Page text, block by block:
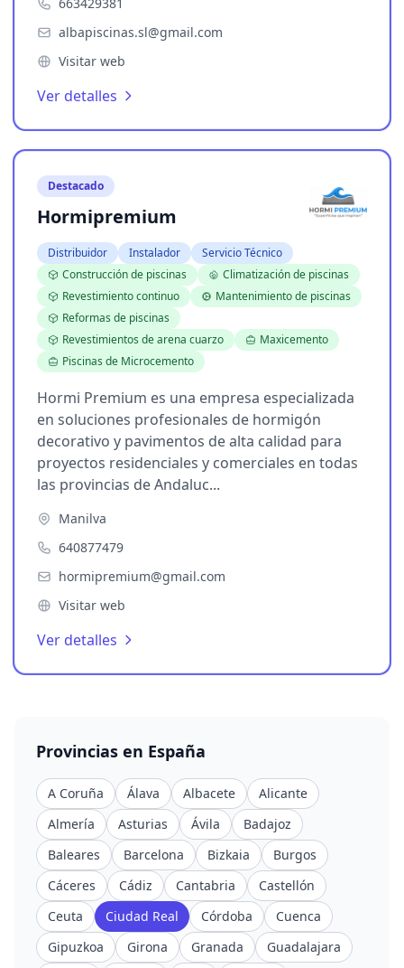
albapiscinas.sl@gmail.com
Visitar web
Ver detalles
Destacado
Hormipremium
Distribuidor Instalador
Servicio Técnico
Construcción de piscinas
Climatización de piscinas
Revestimiento continuo
Mantenimiento de piscinas
Reformas de piscinas
Revestimientos de arena cuarzo
Maxicemento
Piscinas de Microcemento
Hormi Premium es una empresa especializada
en soluciones profesionales de hormigón
decorativo y pavimentos de alta calidad para
proyectos residenciales y comerciales en todas
las provincias de Andaluc...
Manilva
640877479
hormipremium@gmail.com
Visitar web
Ver detalles
Provincias en España
A Coruña Álava Albacete
Alicante
Almería
Asturias Ávila
Badajoz
Baleares
Barcelona Bizkaia
Burgos
Cáceres
Cádiz Cantabria
Castellón
Ceuta
Ciudad Real Córdoba
Cuenca
Gipuzkoa
Girona Granada
Guadalajara